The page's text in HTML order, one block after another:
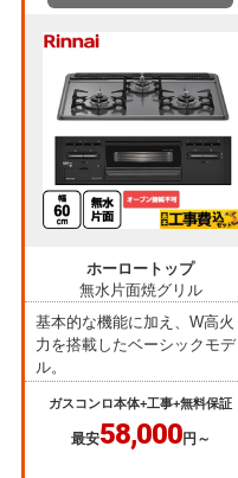
ホーロートップ
無水片面焼グリル
基本的な機能に加え、W高火
力を搭載したベーシックモデ
ル。
ガスコンロ本体+工事+無料保証
最安58,000円～